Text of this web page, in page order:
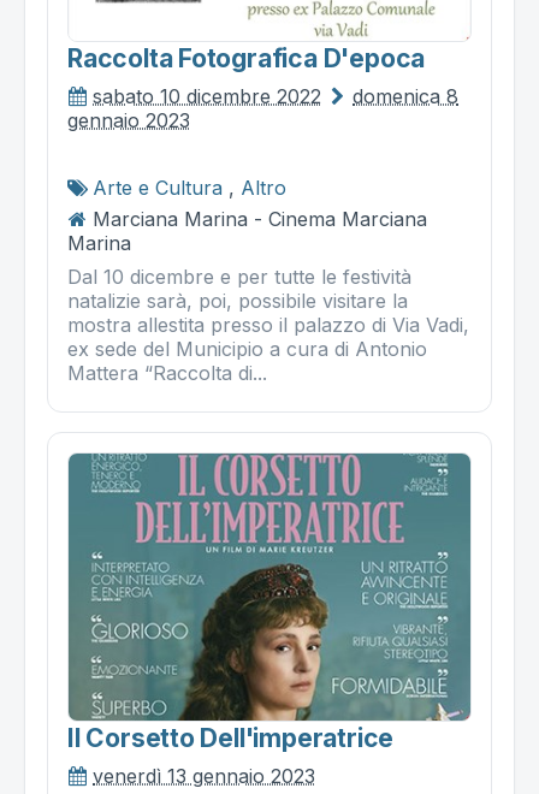
Raccolta Fotografica D'epoca
sabato 10 dicembre 2022
domenica 8
gennaio 2023
Arte e Cultura , Altro
Marciana Marina - Cinema Marciana
Marina
Dal 10 dicembre e per tutte le festività
natalizie sarà, poi, possibile visitare la
mostra allestita presso il palazzo di Via Vadi,
ex sede del Municipio a cura di Antonio
Mattera “Raccolta di...
Il Corsetto Dell'imperatrice
venerdì 13 gennaio 2023